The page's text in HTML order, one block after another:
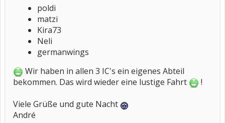
poldi
matzi
Kira73
Neli
germanwings
Wir haben in allen 3 IC's ein eigenes Abteil
bekommen. Das wird wieder eine lustige Fahrt
!
Viele Grüße und gute Nacht
André